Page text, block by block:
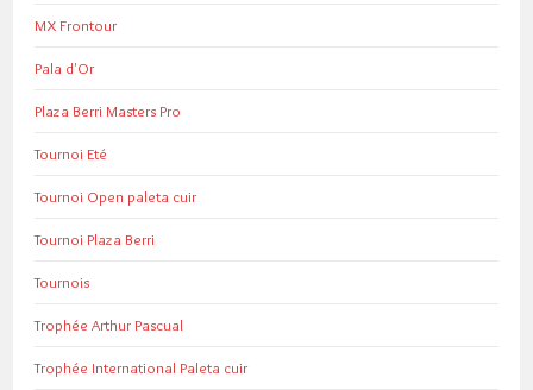
MX Frontour
Pala d'Or
Plaza Berri Masters Pro
Tournoi Eté
Tournoi Open paleta cuir
Tournoi Plaza Berri
Tournois
Trophée Arthur Pascual
Trophée International Paleta cuir